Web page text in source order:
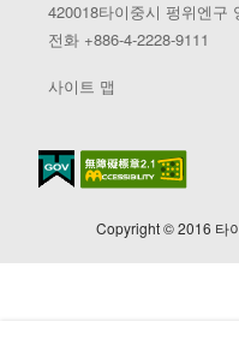
420018타이중시 펑위엔구
전화 +886-4-2228-9111
사이트 맵
Copyright © 2016 타